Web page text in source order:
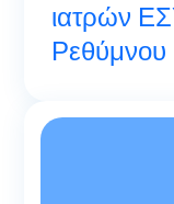
ιατρών
Ρεθύμνου